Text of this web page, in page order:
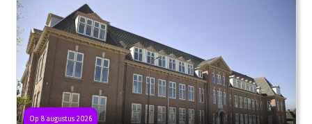
Op 8 augustus 2026